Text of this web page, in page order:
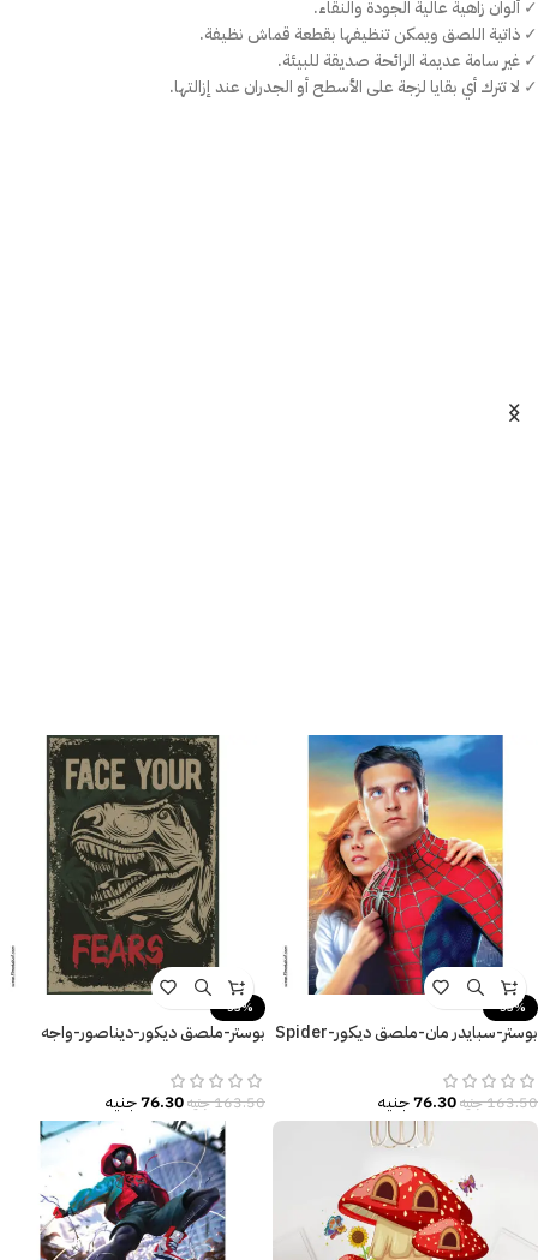
✓ ألوان زاهية عالية الجودة والنقاء.
✓ ذاتية اللصق ويمكن تنظيفها بقطعة قماش نظيفة.
✓ غير سامة عديمة الرائحة صديقة للبيئة.
✓ لا تترك أي بقايا لزجة على الأسطح أو الجدران عند إزالتها.
-53%
بوستر-سبايدر مان-ملصق ديكور-Spider
163.50جنيه76.30جنيه
-53%
بوستر-ملصق ديكور-ديناصور-واجه
163.50جنيه76.30جنيه